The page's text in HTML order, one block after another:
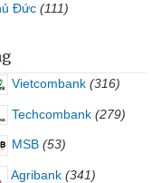
Đức (111)
Vietcombank (316)
Techcombank (279)
MSB (53)
Agribank (341)